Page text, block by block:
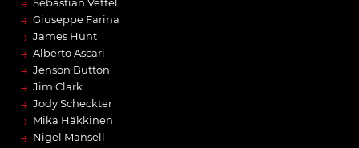
→ Giuseppe Farina
→ James Hunt
→ Alberto Ascari
→ Jenson Button
→ Jim Clark
→ Jody Scheckter
→ Mika Häkkinen
→ Nigel Mansell